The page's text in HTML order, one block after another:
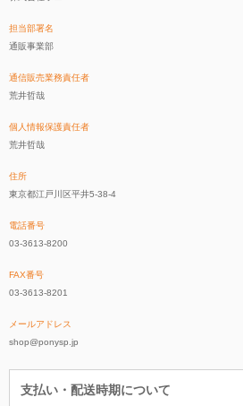
担当部署名
通販事業部
通信販売業務責任者
荒井哲哉
個人情報保護責任者
荒井哲哉
住所
東京都江戸川区平井5-38-4
電話番号
03-3613-8200
FAX番号
03-3613-8201
メールアドレス
shop@ponysp.jp
支払い・配送時期について